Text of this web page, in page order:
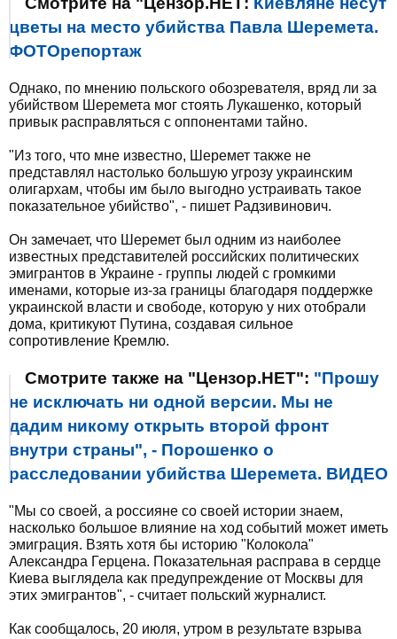
цветы на место убийства Павла Шеремета.
ФОТОрепортаж
Однако, по мнению польского обозревателя, вряд ли за
убийством Шеремета мог стоять Лукашенко, который
привык расправляться с оппонентами тайно.
"Из того, что мне известно, Шеремет также не
представлял настолько большую угрозу украинским
олигархам, чтобы им было выгодно устраивать такое
показательное убийство", - пишет Радзивинович.
Он замечает, что Шеремет был одним из наиболее
известных представителей российских политических
эмигрантов в Украине - группы людей с громкими
именами, которые из-за границы благодаря поддержке
украинской власти и свободе, которую у них отобрали
дома, критикуют Путина, создавая сильное
сопротивление Кремлю.
Смотрите также на "Цензор.НЕТ": "Прошу
не исключать ни одной версии. Мы не
дадим никому открыть второй фронт
внутри страны", - Порошенко о
расследовании убийства Шеремета. ВИДЕО
"Мы со своей, а россияне со своей истории знаем,
насколько большое влияние на ход событий может иметь
эмиграция. Взять хотя бы историю "Колокола"
Александра Герцена. Показательная расправа в сердце
Киева выглядела как предупреждение от Москвы для
этих эмигрантов", - считает польский журналист.
Как сообщалось, 20 июля, утром в результате взрыва